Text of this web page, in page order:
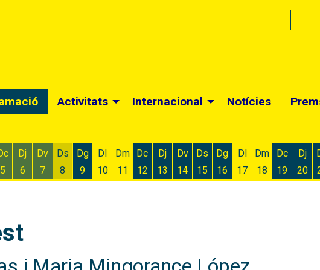
Activitats Internacional Notícies
5
Dj
6
Dv
7
Ds
8
Dg
9
Dl
10
Dm
11
Dc
12
Dj
13
Dv
14
Ds
15
Dg
16
Dl
17
Dm
18
Dc
19
Dj
20